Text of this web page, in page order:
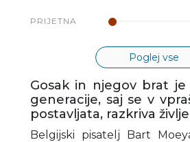
PRIJETNA
Poglej vse
Gosak in njegov brat je
generacije, saj se v
postavljata, razkriva
Belgijski pisatelj Bart